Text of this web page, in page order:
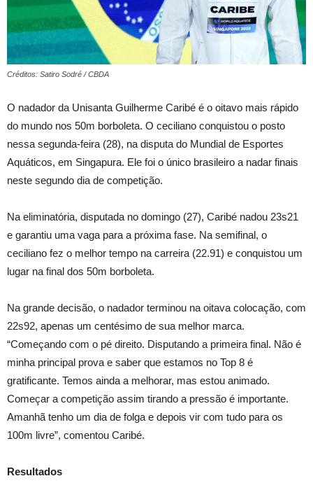
Créditos: Satiro Sodré / CBDA
O nadador da Unisanta Guilherme Caribé é o oitavo mais rápido
do mundo nos 50m borboleta. O ceciliano conquistou o posto
nessa segunda-feira (28), na disputa do Mundial de Esportes
Aquáticos, em Singapura. Ele foi o único brasileiro a nadar finais
neste segundo dia de competição.
Na eliminatória, disputada no domingo (27), Caribé nadou 23s21
e garantiu uma vaga para a próxima fase. Na semifinal, o
ceciliano fez o melhor tempo na carreira (22.91) e conquistou um
lugar na final dos 50m borboleta.
Na grande decisão, o nadador terminou na oitava colocação, com
22s92, apenas um centésimo de sua melhor marca.
“Começando com o pé direito. Disputando a primeira final. Não é
minha principal prova e saber que estamos no Top 8 é
gratificante. Temos ainda a melhorar, mas estou animado.
Começar a competição assim tirando a pressão é importante.
Amanhã tenho um dia de folga e depois vir com tudo para os
100m livre”, comentou Caribé.
Resultados